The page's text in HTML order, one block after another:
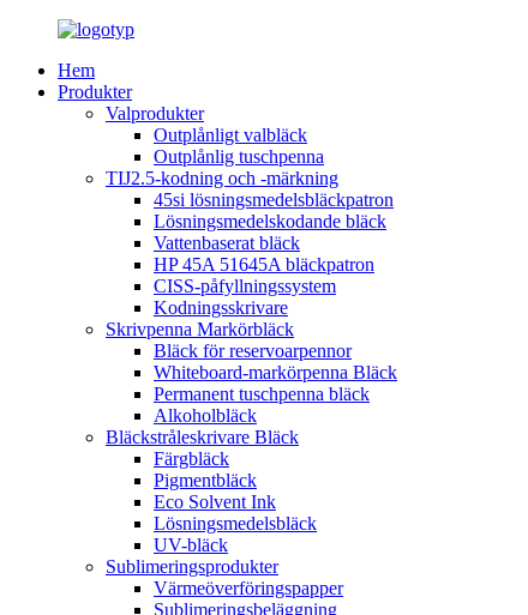
Hem
Produkter
Valprodukter
Outplånligt valbläck
Outplånlig tuschpenna
TIJ2.5-kodning och -märkning
45si lösningsmedelsbläckpatron
Lösningsmedelskodande bläck
Vattenbaserat bläck
HP 45A 51645A bläckpatron
CISS-påfyllningssystem
Kodningsskrivare
Skrivpenna Markörbläck
Bläck för reservoarpennor
Whiteboard-markörpenna Bläck
Permanent tuschpenna bläck
Alkoholbläck
Bläckstråleskrivare Bläck
Färgbläck
Pigmentbläck
Eco Solvent Ink
Lösningsmedelsbläck
UV-bläck
Sublimeringsprodukter
Värmeöverföringspapper
Sublimeringsbeläggning